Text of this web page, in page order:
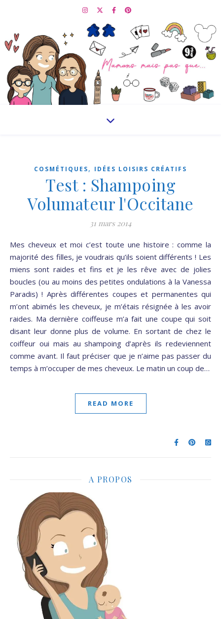
COSMÉTIQUES, IDÉES LOISIRS CRÉATIFS
Test : Shampoing
Volumateur l'Occitane
31 mars 2014
Mes cheveux et moi c’est toute une histoire : comme la
majorité des filles, je voudrais qu’ils soient différents ! Les
miens sont raides et fins et je les rêve avec de jolies
boucles (ou au moins des petites ondulations à la Vanessa
Paradis) ! Après différentes coupes et permanentes qui
m’ont abimés les cheveux, je m’étais résignée à les avoir
raides. Ma dernière coiffeuse m’a fait une coupe qui soit
disant leur donne plus de volume. En sortant de chez le
coiffeur oui mais au shampoing d’après ils redeviennent
comme avant. Il faut préciser que je n’aime pas passer du
temps à m’occuper de mes cheveux. Le matin un coup de…
READ MORE
A PROPOS